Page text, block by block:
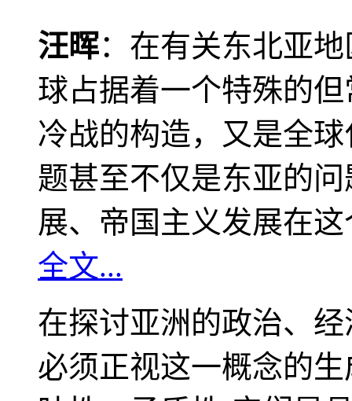
汪晖：在有关东北亚
球占据着一个特殊的
冷战的构造，又是全
题甚至不仅是东亚的
展、帝国主义发展在
全文...
在探讨亚洲的政治、
必须正视这一概念的